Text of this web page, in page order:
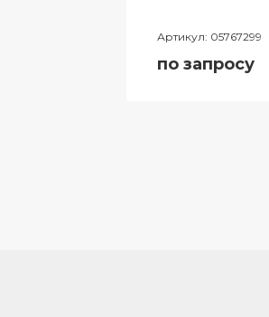
Артикул: 05767299
по запросу